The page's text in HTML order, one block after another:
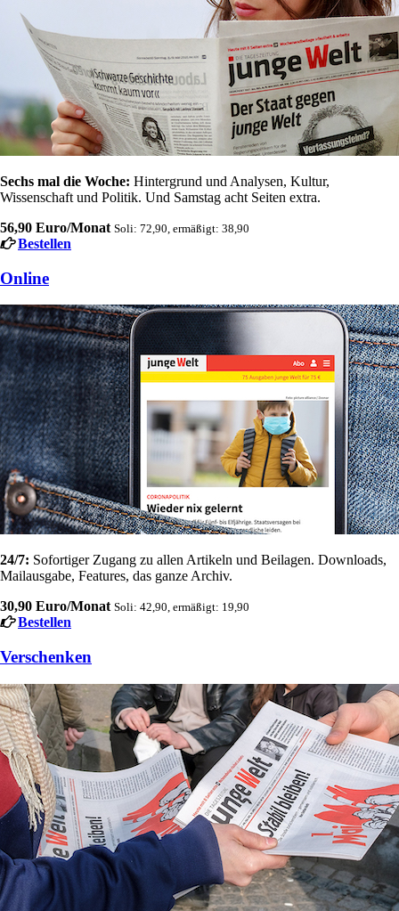
Sechs mal die Woche: Hintergrund und Analysen, Kultur,
Wissenschaft und Politik. Und Samstag acht Seiten extra.
56,90 Euro/Monat Soli: 72,90, ermäßigt: 38,90
Bestellen
Online
24/7: Sofortiger Zugang zu allen Artikeln und Beilagen. Downloads,
Mailausgabe, Features, das ganze Archiv.
30,90 Euro/Monat Soli: 42,90, ermäßigt: 19,90
Bestellen
Verschenken